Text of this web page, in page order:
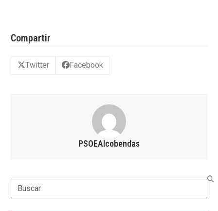
Compartir
Twitter Facebook
PSOEAlcobendas
Search